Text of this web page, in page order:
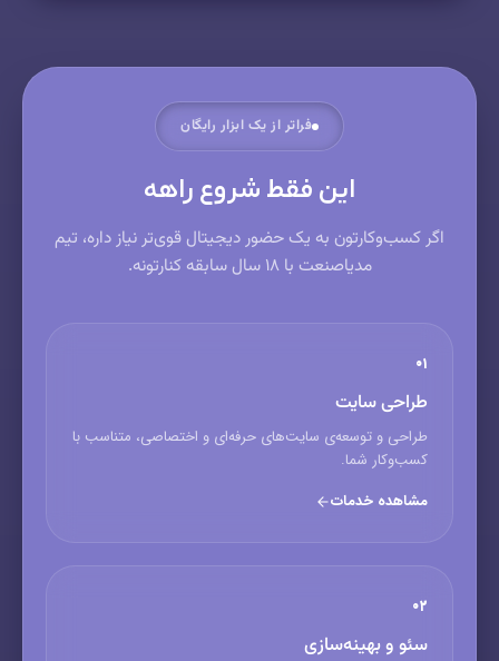
فراتر از یک ابزار رایگان
این فقط شروع راهه
اگر کسب‌وکارتون به یک حضور دیجیتال قوی‌تر نیاز داره، تیم
مدیاصنعت با ۱۸ سال سابقه کنارتونه.
۰۱
طراحی سایت
طراحی و توسعه‌ی سایت‌های حرفه‌ای و اختصاصی، متناسب با
کسب‌وکار شما.
مشاهده خدمات
۰۲
سئو و بهینه‌سازی